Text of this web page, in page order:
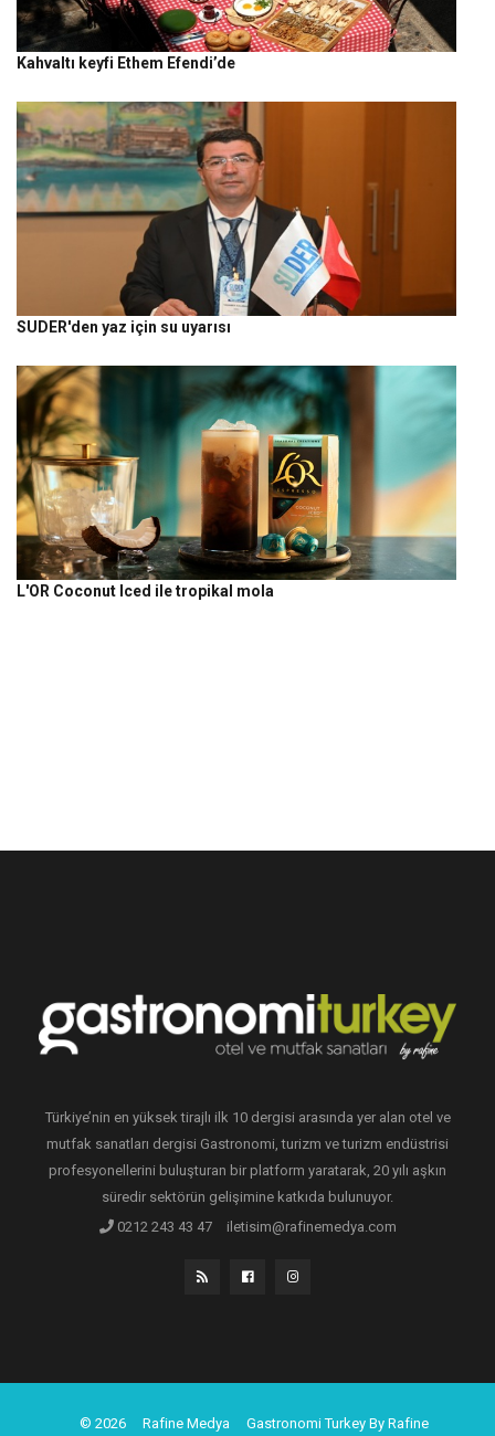
Kahvaltı keyfi Ethem Efendi’de
SUDER'den yaz için su uyarısı
L'OR Coconut Iced ile tropikal mola
Türkiye’nin en yüksek tirajlı ilk 10 dergisi arasında yer alan otel ve
mutfak sanatları dergisi Gastronomi, turizm ve turizm endüstrisi
profesyonellerini buluşturan bir platform yaratarak, 20 yılı aşkın
süredir sektörün gelişimine katkıda bulunuyor.
0212 243 43 47
iletisim@rafinemedya.com
© 2026 Rafine Medya Gastronomi Turkey By Rafine